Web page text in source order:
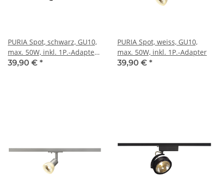
PURIA Spot, schwarz, GU10,
max. 50W, inkl. 1P.-Adapter,
mit matt-schwarzem Glas
39,90 € *
PURIA Spot, weiss, GU10,
max. 50W, inkl. 1P.-Adapter
39,90 € *